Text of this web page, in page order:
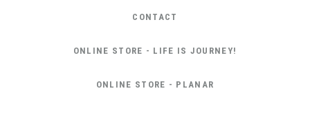
CONTACT
ONLINE STORE - LIFE IS JOURNEY!
ONLINE STORE - PLANAR